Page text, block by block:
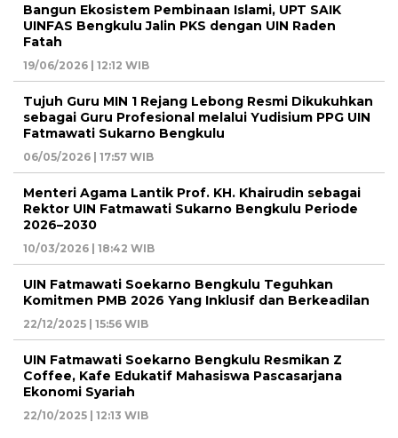
Bangun Ekosistem Pembinaan Islami, UPT SAIK
UINFAS Bengkulu Jalin PKS dengan UIN Raden
Fatah
19/06/2026 | 12:12 WIB
Tujuh Guru MIN 1 Rejang Lebong Resmi Dikukuhkan
sebagai Guru Profesional melalui Yudisium PPG UIN
Fatmawati Sukarno Bengkulu
06/05/2026 | 17:57 WIB
Menteri Agama Lantik Prof. KH. Khairudin sebagai
Rektor UIN Fatmawati Sukarno Bengkulu Periode
2026–2030
10/03/2026 | 18:42 WIB
UIN Fatmawati Soekarno Bengkulu Teguhkan
Komitmen PMB 2026 Yang Inklusif dan Berkeadilan
22/12/2025 | 15:56 WIB
UIN Fatmawati Soekarno Bengkulu Resmikan Z
Coffee, Kafe Edukatif Mahasiswa Pascasarjana
Ekonomi Syariah
22/10/2025 | 12:13 WIB